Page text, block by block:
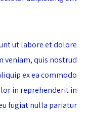
ut labore et dolore
veniam, quis nostrud
ex ea commodo
in reprehenderit in
fugiat nulla pariatur.